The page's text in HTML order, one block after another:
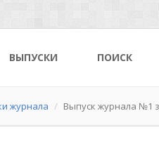
ВЫПУСКИ ПОИСК
журнала Выпуск журнала №1